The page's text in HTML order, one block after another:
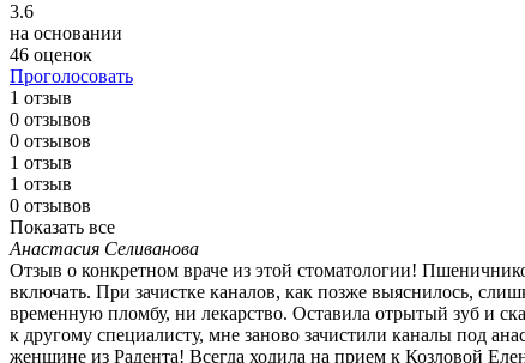
3.6
на основании
46 оценок
Проголосовать
1 отзыв
0 отзывов
0 отзывов
1 отзыв
1 отзыв
0 отзывов
Показать все
Анастасия Селиванова
Отзыв о конкретном враче из этой стоматологии!
включать. При зачистке каналов, как позже выяснилось,
временную пломбу, ни лекарство. Оставила отрытый зуб и
к другому специалисту, мне заново зачистили каналы под
женщине из Радента! Всегда ходила на прием к Козловой